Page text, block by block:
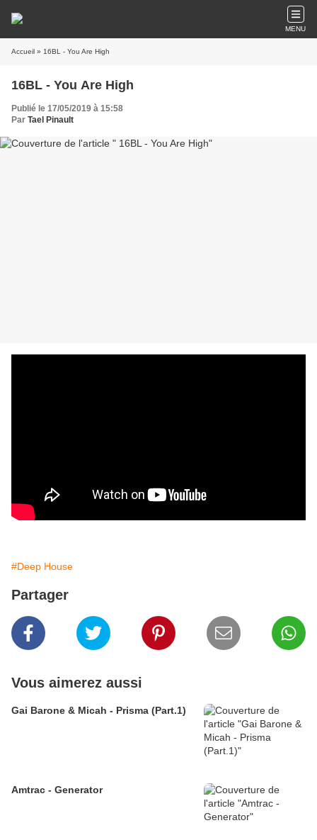
MENU
Accueil » 16BL - You Are High
16BL - You Are High
Publié le 17/05/2019 à 15:58
Par Tael Pinault
#Deep House
Partager
Vous aimerez aussi
Gai Barone & Micah - Prisma (Part.1)
Amtrac - Generator